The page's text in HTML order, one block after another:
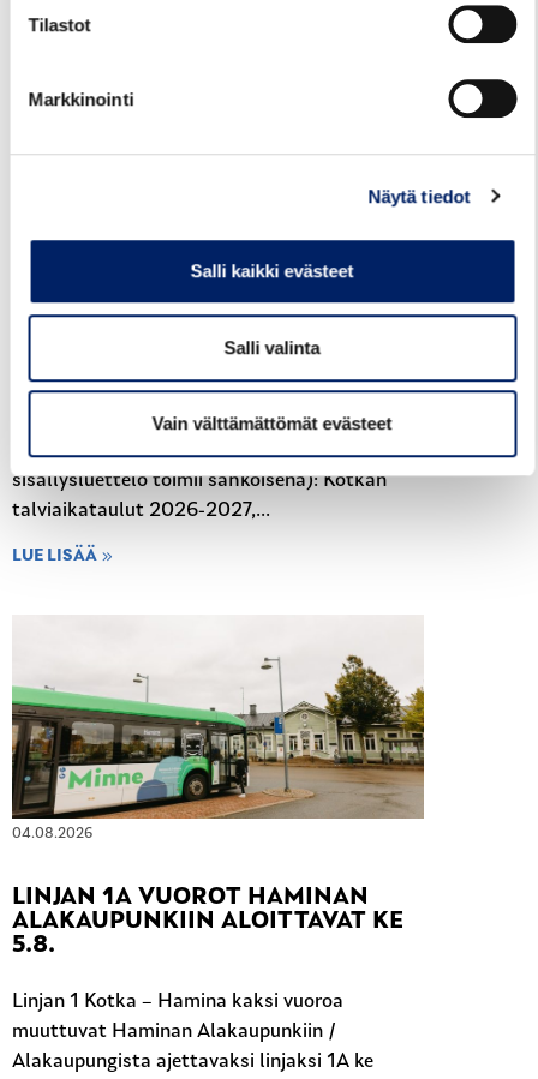
Tilastot
Markkinointi
Näytä tiedot
Salli kaikki evästeet
Salli valinta
Vain välttämättömät evästeet
29.07.2026
12.8.2026
Kotkan seudun liikenteen talvikauden 2026-
12.8.2026. Talviaikataulut löytyvät Kotkan
seudun reittioppaasta Kotkan seudun
reittiopas sekä kunnittain seuraavista
tiedostoista pdf-muodossa (tiedostojen
sisällysluettelo toimii sähköisenä): Kotkan
talviaikataulut 2026-2027,...
LUE LISÄÄ
04.08.2026
LINJAN 1A VUOROT HAMINAN
ALAKAUPUNKIIN ALOITTAVAT KE
5.8.
Linjan 1 Kotka – Hamina kaksi vuoroa
muuttuvat Haminan Alakaupunkiin /
Alakaupungista ajettavaksi linjaksi 1A ke